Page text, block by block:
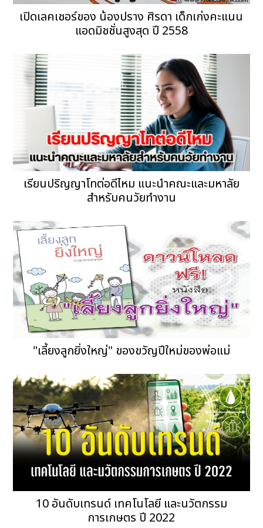
เปิดเลคเชอร์ของ น้องปราง ศิรดา เด็กเก่งคะแนน
แอดมิชชั่นสูงสุด ปี 2558
เรียนปริญญาโทต่อดีไหม แนะนำคณะและมหาลัย
สำหรับคนวัยทำงาน
"เลี้ยงลูกยิ่งใหญ่" ของขวัญปีใหม่ของพ่อแม่
10 อันดับเทรนด์ เทคโนโลยี และนวัตกรรม
การเกษตร ปี 2022